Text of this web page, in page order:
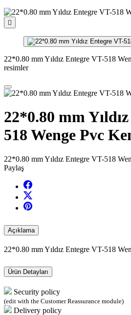

22*0.80 mm Yıldız Entegre VT-518
resimler
22*0.80 mm
518 Wenge Pvc
22*0.80 mm Yıldız Entegre VT-518
Paylaş
Açıklama
22*0.80 mm Yıldız Entegre VT-518
Ürün Detayları
Security policy
(edit with the Customer Reassurance module)
Delivery policy